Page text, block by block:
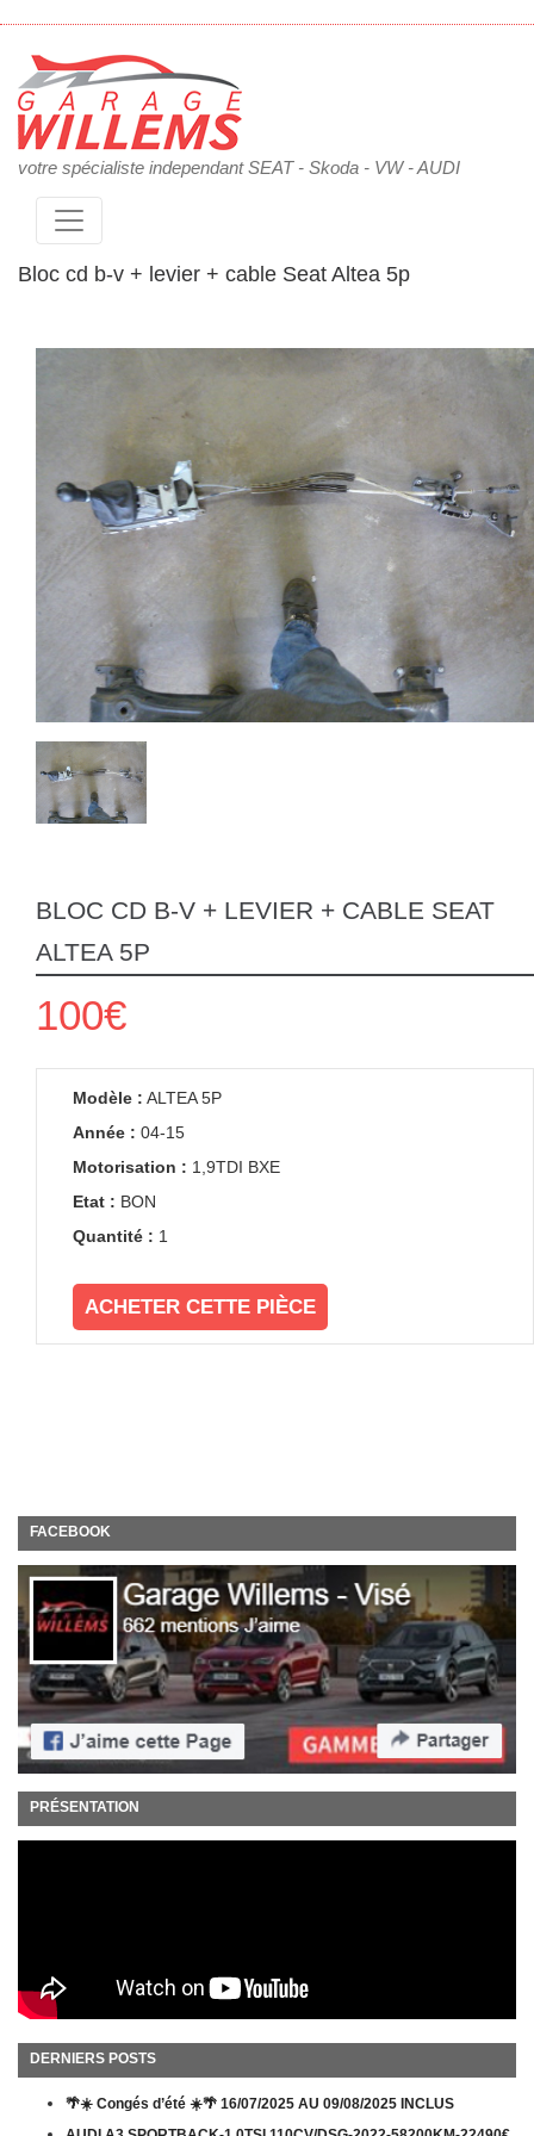
votre spécialiste independant SEAT - Skoda - VW - AUDI
Bloc cd b-v + levier + cable Seat Altea 5p
BLOC CD B-V + LEVIER + CABLE SEAT
ALTEA 5P
100€
Modèle : ALTEA 5P
Année : 04-15
Motorisation : 1,9TDI BXE
Etat : BON
Quantité : 1
ACHETER CETTE PIÈCE
FACEBOOK
PRÉSENTATION
DERNIERS POSTS
🌴☀️ Congés d’été ☀️🌴 16/07/2025 AU 09/08/2025 INCLUS